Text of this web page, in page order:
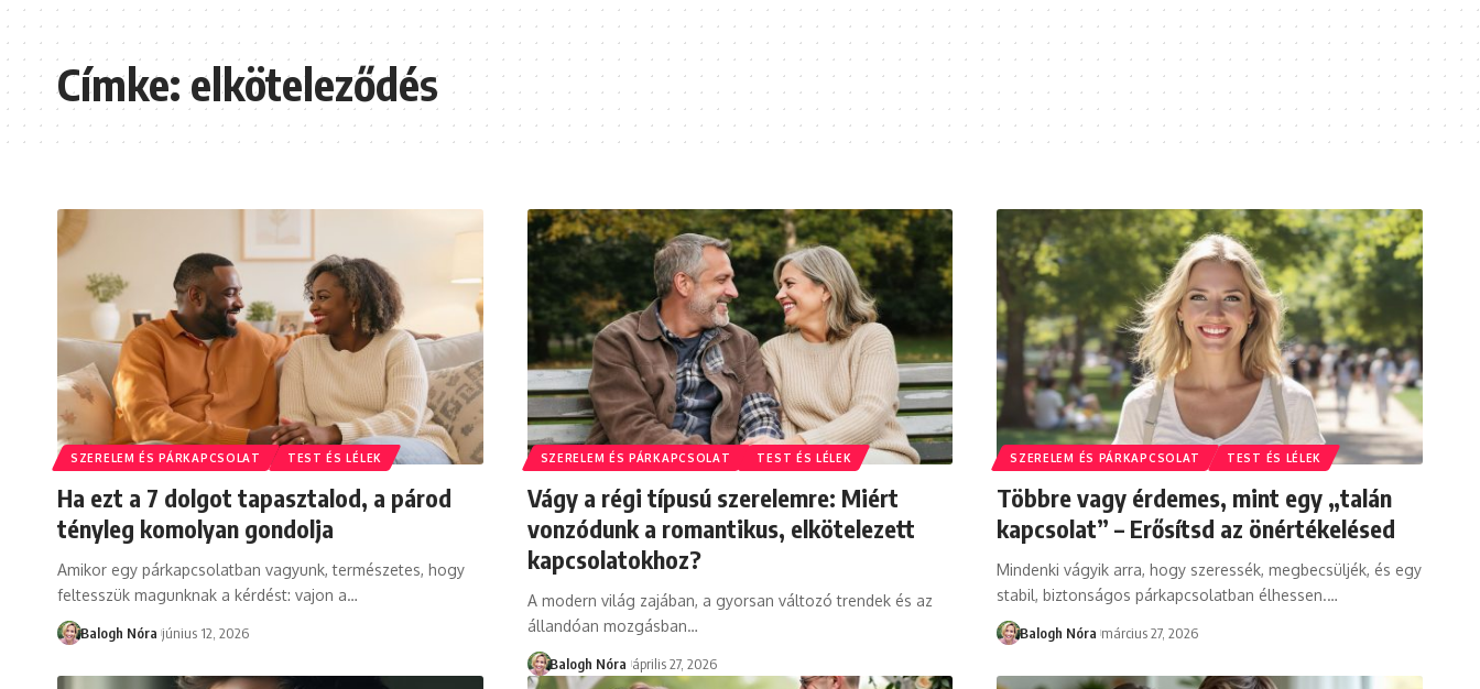
Címke:elköteleződés
SZERELEM ÉS PÁRKAPCSOLAT TEST ÉS LÉLEK
Ha ezt a 7 dolgot tapasztalod, a párod
tényleg komolyan gondolja
Amikor egy párkapcsolatban vagyunk, természetes, hogy
feltesszük magunknak a kérdést: vajon a…
Balogh Nóra június 12, 2026
SZERELEM ÉS PÁRKAPCSOLAT TEST ÉS LÉLEK
Vágy a régi típusú szerelemre: Miért
vonzódunk a romantikus, elkötelezett
kapcsolatokhoz?
A modern világ zajában, a gyorsan változó trendek és az
állandóan mozgásban…
Balogh Nóra április 27, 2026
SZERELEM ÉS PÁRKAPCSOLAT TEST ÉS LÉLEK
Többre vagy érdemes, mint egy „talán
kapcsolat” – Erősítsd az önértékelésed
Mindenki vágyik arra, hogy szeressék, megbecsüljék, és egy
stabil, biztonságos párkapcsolatban élhessen.…
Balogh Nóra március 27, 2026